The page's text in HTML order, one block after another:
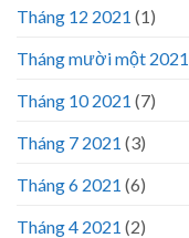
Tháng 12 2021 (1)
Tháng mười một 2021
Tháng 10 2021 (7)
Tháng 7 2021 (3)
Tháng 6 2021 (6)
Tháng 4 2021 (2)